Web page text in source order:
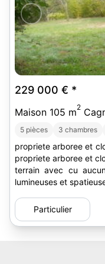
229 000 € *
Maison 105 m2
5 pièces 3 chambres
propriete arboree et cloturee + dependances calme assure .
propriete arboree et cloturee + 2 garages + 1 appart selon +
terrain avec cu aucun travaux a prevoir les pieces sont
lumineuses et
Particulier